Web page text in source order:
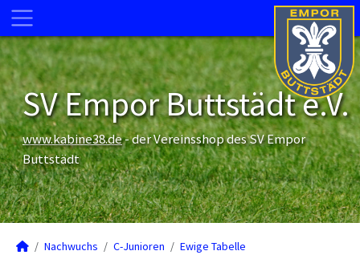
SV Empor Buttstädt e.V.
www.kabine38.de- der Vereinsshop des SV Empor
Buttstädt
Nachwuchs C-Junioren
Ewige Tabelle